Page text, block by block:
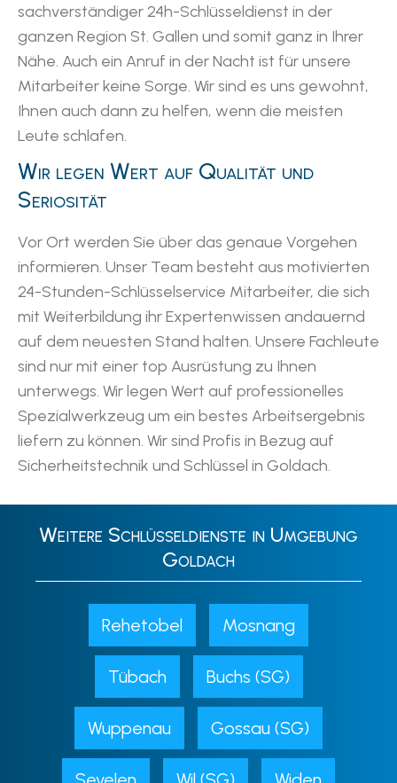
sachverständiger 24h-Schlüsseldienst in der
ganzen Region St. Gallen und somit ganz in Ihrer
Nähe. Auch ein Anruf in der Nacht ist für unsere
Mitarbeiter keine Sorge. Wir sind es uns gewohnt,
Ihnen auch dann zu helfen, wenn die meisten
Leute schlafen.
Wir legen Wert auf Qualität und
Seriosität
Vor Ort werden Sie über das genaue Vorgehen
informieren. Unser Team besteht aus motivierten
24-Stunden-Schlüsselservice Mitarbeiter, die sich
mit Weiterbildung ihr Expertenwissen andauernd
auf dem neuesten Stand halten. Unsere Fachleute
sind nur mit einer top Ausrüstung zu Ihnen
unterwegs. Wir legen Wert auf professionelles
Spezialwerkzeug um ein bestes Arbeitsergebnis
liefern zu können. Wir sind Profis in Bezug auf
Sicherheitstechnik und Schlüssel in Goldach.
Weitere Schlüsseldienste in Umgebung
Goldach
Rehetobel Mosnang
Tübach Buchs (SG)
Wuppenau Gossau (SG)